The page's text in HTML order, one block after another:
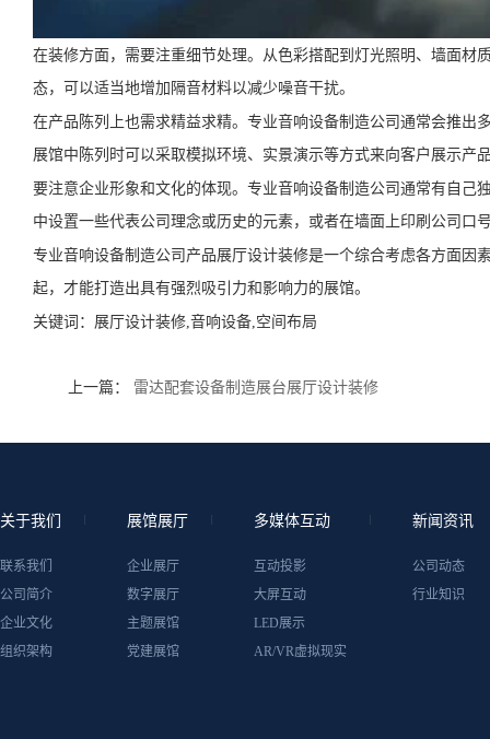
在装修方面，需要注重细节处理。从色彩搭配到灯光照明、墙面
态，可以适当地增加隔音材料以减少噪音干扰。
在产品陈列上也需求精益求精。专业音响设备制造公司通常会推
展馆中陈列时可以采取模拟环境、实景演示等方式来向客户展示产
要注意企业形象和文化的体现。专业音响设备制造公司通常有自
中设置一些代表公司理念或历史的元素，或者在墙面上印刷公司口
专业音响设备制造公司产品展厅设计装修是一个综合考虑各方面
起，才能打造出具有强烈吸引力和影响力的展馆。
关键词： 展厅设计装修,音响设备,空间布局
上一篇： 雷达配套设备制造展台展厅设计装修
关于我们
联系我们
公司简介
企业文化
组织架构
展馆展厅
企业展厅
数字展厅
主题展馆
党建展馆
多媒体互动
互动投影
大屏互动
LED展示
AR/VR虚拟现实
新闻资讯
公司动态
行业知识